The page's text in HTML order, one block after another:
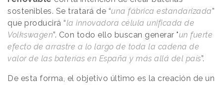
sostenibles. Se tratará de “una fábrica estandarizada”
que producirá “la innovadora célula unificada de
Volkswagen”. Con todo ello buscan generar "un fuerte
efecto de arrastre a lo largo de toda la cadena de
valor de las baterías en España y más allá del país”.
De esta forma, el objetivo último es la creación de un